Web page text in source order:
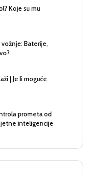
Koje su mu
Baterije,
| Je li moguće
prometa od
inteligencije